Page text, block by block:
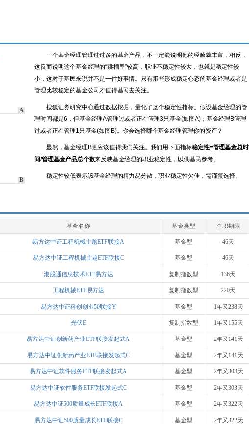
A
B
一个基金经理管理过过多的基金产品，不一定能说明他的经验就丰富，相反，
这反而说明这个基金经理的“跳槽率”较高，职业不稳定性较大，也就是稳定性较
小，这对于基民来说并不是一件好事情。只有那些形成稳定心态的基金经理或者是
管理比较稳定的基金公司才值得基民去关注。
搜狐证券研究中心通过数据挖掘，量化了这个稳定性指标。假设基金经理的管
理时间都是6，但基金经理A管理过或者正在管理3只基金(如图A)；基金经理B管理
过或者正在管理1只基金(如图B)。你会选择哪个基金经理管理你的资产？
显然，基金经理B更应该值得我们关注。我们用下面指标稳定性=管理基金总时
间/管理基金产品总个数来反映基金经理的职业稳定性，以供基民参考。
稳定性较低表示该基金经理的精力易分散，职业稳定性欠佳，需谨慎选择。
基金名称 基金类型 任职期限
易方达中证工程机械主题ETF联接A 基金型 46天
易方达中证工程机械主题ETF联接C 基金型 46天
港股通信息技术ETF易方达 复制指数型 136天
工程机械ETF易方达 复制指数型 220天
易方达中证科创创业50联接Y 基金型 1年又238天
光伏E 复制指数型 1年又155天
易方达中证创新药产业ETF联接发起式A 基金型 2年又141天
易方达中证创新药产业ETF联接发起式C 基金型 2年又141天
易方达中证软件服务ETF联接发起式A 基金型 2年又303天
易方达中证软件服务ETF联接发起式C 基金型 2年又303天
易方达中证500质量成长ETF联接A 基金型 2年又322天
易方达中证500质量成长ETF联接C 基金型 2年又322天